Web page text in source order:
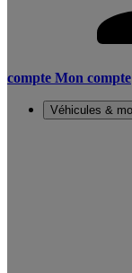
compte Mon compte
Véhicules &